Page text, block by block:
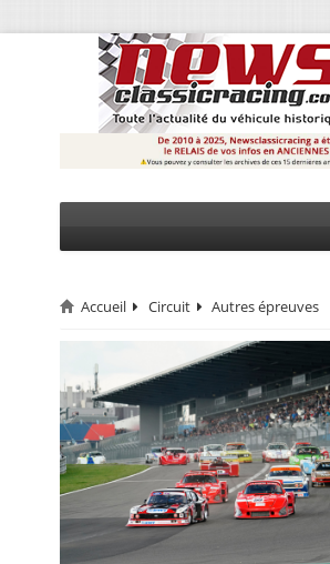
CIRCUIT
RALLYE
MONTAGNE
EVÈNEMENTS
CALENDRIER
FOCUS
Accueil Circuit Autres épreuves